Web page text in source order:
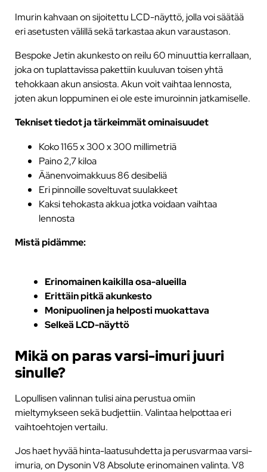
Imurin kahvaan on sijoitettu LCD-näyttö, jolla voi säätää
eri asetusten välillä sekä tarkastaa akun varaustason.
Bespoke Jetin akunkesto on reilu 60 minuuttia kerrallaan,
joka on tuplattavissa pakettiin kuuluvan toisen yhtä
tehokkaan akun ansiosta. Akun voit vaihtaa lennosta,
joten akun loppuminen ei ole este imuroinnin jatkamiselle.
Tekniset tiedot ja tärkeimmät ominaisuudet
Koko 1165 x 300 x 300 millimetriä
Paino 2,7 kiloa
Äänenvoimakkuus 86 desibeliä
Eri pinnoille soveltuvat suulakkeet
Kaksi tehokasta akkua jotka voidaan vaihtaa
lennosta
Mistä pidämme:
Erinomainen kaikilla osa-alueilla
Erittäin pitkä akunkesto
Monipuolinen ja helposti muokattava
Selkeä LCD-näyttö
Mikä on paras varsi-imuri juuri
sinulle?
Lopullisen valinnan tulisi aina perustua omiin
mieltymykseen sekä budjettiin. Valintaa helpottaa eri
vaihtoehtojen vertailu.
Jos haet hyvää hinta-laatusuhdetta ja perusvarmaa varsi-
imuria, on Dysonin V8 Absolute erinomainen valinta. V8